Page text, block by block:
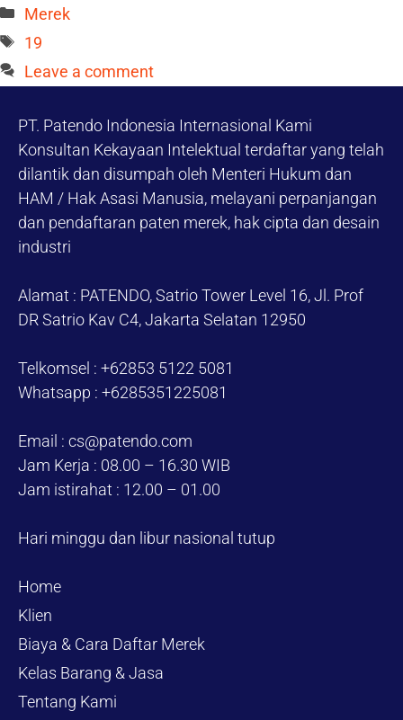
Categories
Merek
Tags
19
Leave a comment
PT. Patendo Indonesia Internasional Kami
Konsultan Kekayaan Intelektual terdaftar yang telah
dilantik dan disumpah oleh Menteri Hukum dan
HAM / Hak Asasi Manusia, melayani perpanjangan
dan pendaftaran paten merek, hak cipta dan desain
industri
Alamat : PATENDO, Satrio Tower Level 16, Jl. Prof
DR Satrio Kav C4, Jakarta Selatan 12950
Telkomsel : +62853 5122 5081
Whatsapp : +6285351225081
Email : cs@patendo.com
Jam Kerja : 08.00 – 16.30 WIB
Jam istirahat : 12.00 – 01.00
Hari minggu dan libur nasional tutup
Home
Klien
Biaya & Cara Daftar Merek
Kelas Barang & Jasa
Tentang Kami